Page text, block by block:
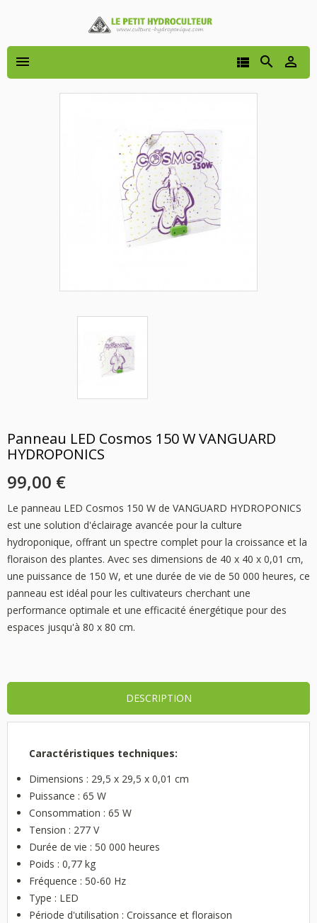
 


Panneau LED Cosmos 150 W VANGUARD
HYDROPONICS
99,00 €
Le panneau LED Cosmos 150 W de VANGUARD HYDROPONICS
est une solution d'éclairage avancée pour la culture
hydroponique, offrant un spectre complet pour la croissance et la
floraison des plantes. Avec ses dimensions de 40 x 40 x 0,01 cm,
une puissance de 150 W, et une durée de vie de 50 000 heures, ce
panneau est idéal pour les cultivateurs cherchant une
performance optimale et une efficacité énergétique pour des
espaces jusqu'à 80 x 80 cm.
DESCRIPTION
Caractéristiques techniques:
Dimensions : 29,5 x 29,5 x 0,01 cm
Puissance : 65 W
Consommation : 65 W
Tension : 277 V
Durée de vie : 50 000 heures
Poids : 0,77 kg
Fréquence : 50-60 Hz
Type : LED
Période d'utilisation : Croissance et floraison